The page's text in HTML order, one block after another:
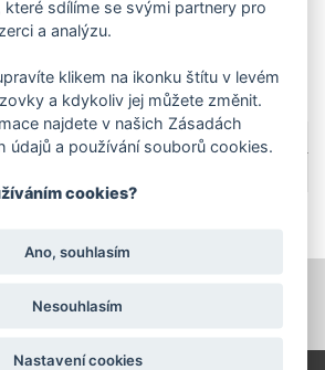
sdílíme se svými partnery pro
a analýzu.
klikem na ikonku štítu v levém
a kdykoliv jej můžete změnit.
najdete v našich Zásadách
údajů a používání souborů cookies.
cookies?
Ano, souhlasím
Nesouhlasím
Nastavení cookies